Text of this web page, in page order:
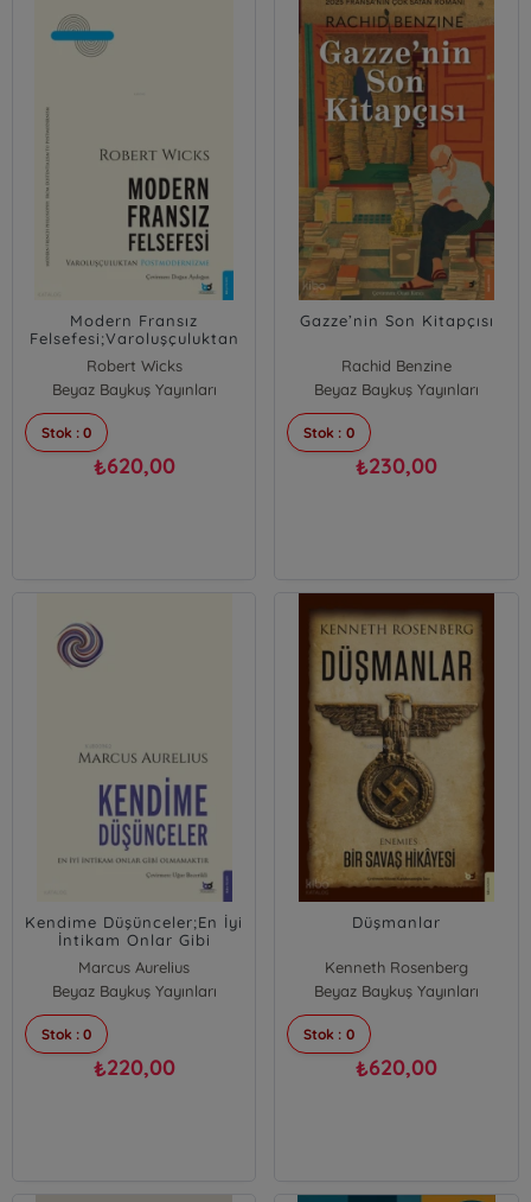
Modern Fransız
Felsefesi;Varoluşçuluktan
Postmodernizme
Robert Wicks
Beyaz Baykuş Yayınları
Stok : 0
₺620,00
Gazze’nin Son Kitapçısı
Rachid Benzine
Beyaz Baykuş Yayınları
Stok : 0
₺230,00
Kendime Düşünceler;En İyi
İntikam Onlar Gibi
Olmamaktır
Marcus Aurelius
Beyaz Baykuş Yayınları
Stok : 0
₺220,00
Düşmanlar
Kenneth Rosenberg
Beyaz Baykuş Yayınları
Stok : 0
₺620,00